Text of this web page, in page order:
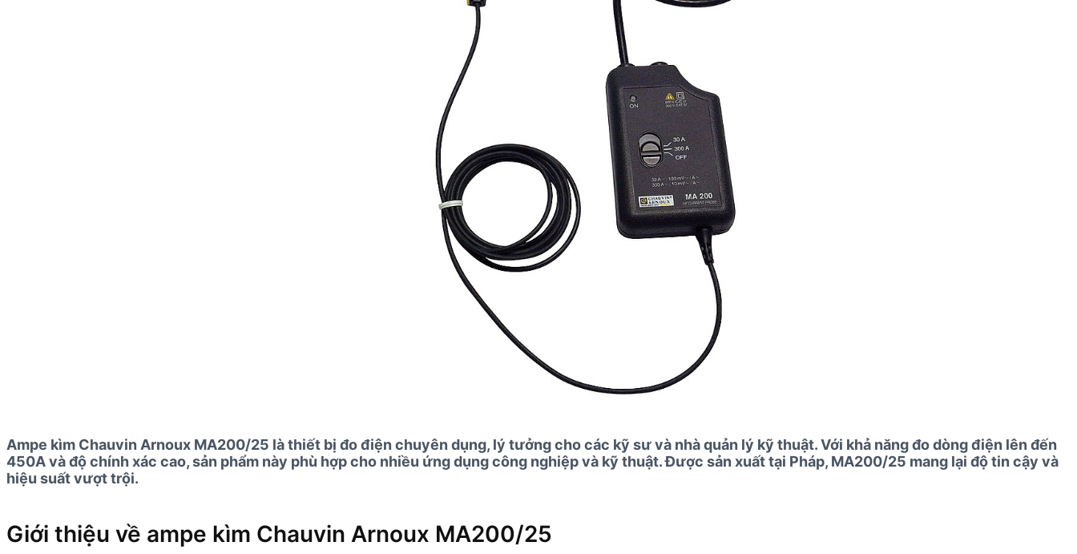
Ampe kìm Chauvin Arnoux MA200/25 là thiết bị đo điện chuyên dụng, lý tưởng cho các kỹ sư và nhà quản lý kỹ thuật. Với khả năng đo dòng điện lên đến
450A và độ chính xác cao, sản phẩm này phù hợp cho nhiều ứng dụng công nghiệp và kỹ thuật. Được sản xuất tại Pháp, MA200/25 mang lại độ tin cậy và
hiệu suất vượt trội.
Giới thiệu về ampe kìm Chauvin Arnoux MA200/25